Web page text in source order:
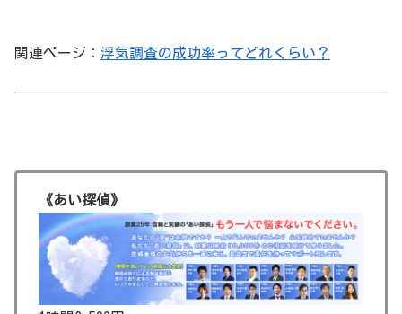
関連ページ： 浮気調査の成功率ってどれくらい？
《あい探偵》